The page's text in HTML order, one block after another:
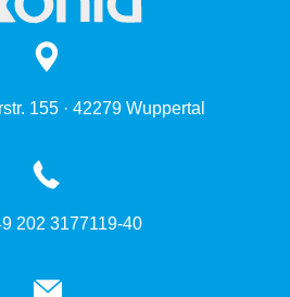
155 · 42279 Wuppertal
202 3177119-40